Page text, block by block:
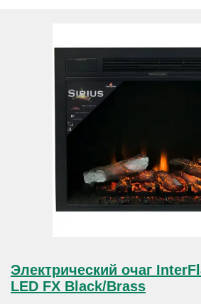
Электрический очаг
LED FX Black/Brass